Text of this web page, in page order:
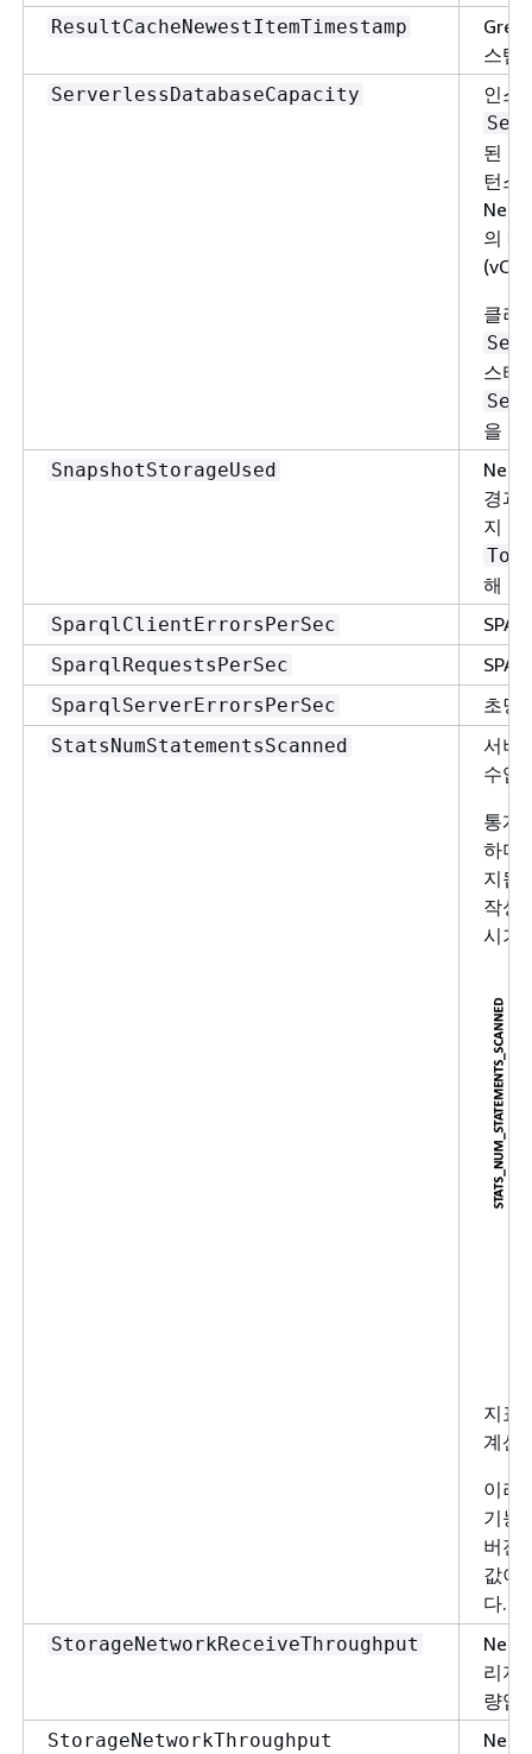
ResultCacheNewestItemTimestamp
스탬
ServerlessDatabaseCapacity 인스
된
턴스
의 메
클러
스터
을 보
SnapshotStorageUsed
경과
지 양
해 보
SparqlClientErrorsPerSec
SparqlRequestsPerSec
SparqlServerErrorsPerSec 초당
StatsNumStatementsScanned
서버
수입
통계
하며
지됩
작성
시기
지표
계산
이러
기능
버전
값이
다.
StorageNetworkReceiveThroughput
리지
량입
StorageNetworkThroughput